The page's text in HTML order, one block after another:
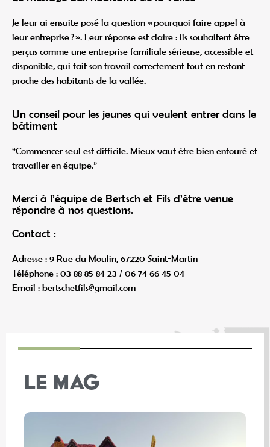
Je leur ai ensuite posé la question « pourquoi faire appel à
leur entreprise ? ». Leur réponse est claire : ils souhaitent être
perçus comme une entreprise familiale sérieuse, accessible et
disponible, qui fait son travail correctement tout en restant
proche des habitants de la vallée.
Un conseil pour les jeunes qui veulent entrer dans le
bâtiment
“Commencer seul est difficile. Mieux vaut être bien entouré et
travailler en équipe.”
Merci à l’équipe de Bertsch et Fils d’être venue
répondre à nos questions.
Contact :
Adresse : 9 Rue du Moulin, 67220 Saint-Martin
Téléphone : 03 88 85 84 23 / 06 74 66 45 04
Email : bertschetfils@gmail.com
LE MAG